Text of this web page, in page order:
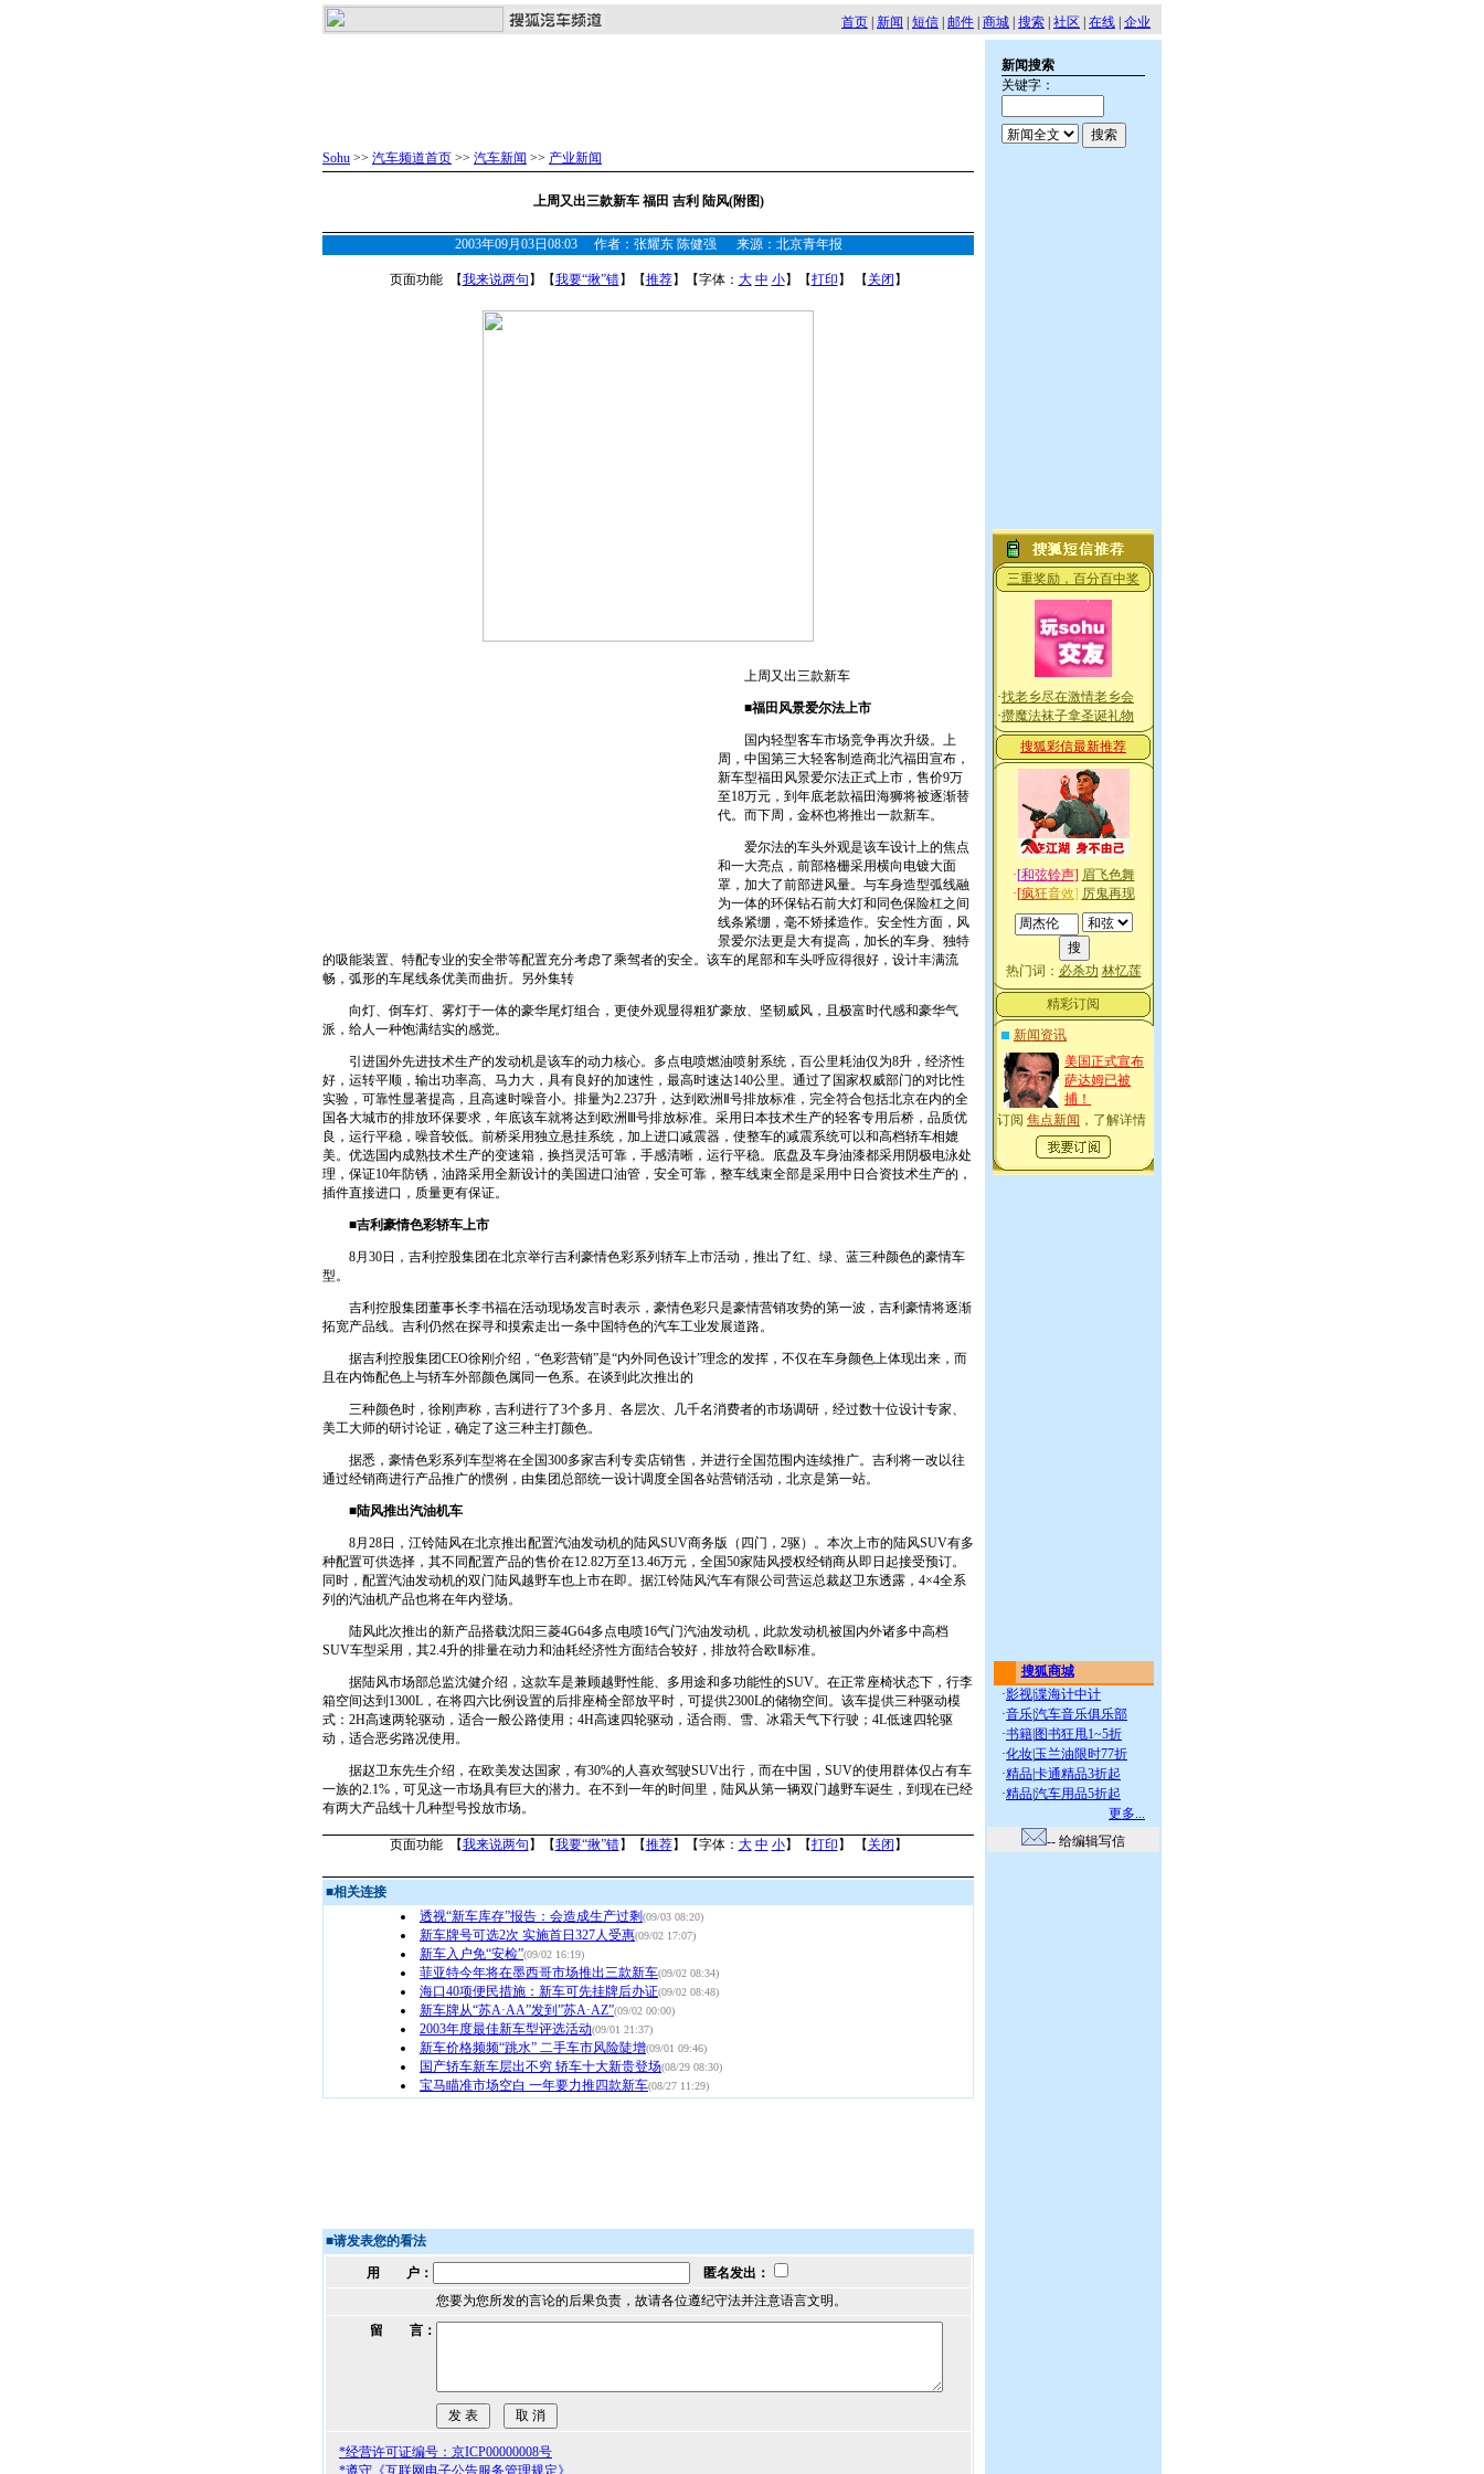
首页 新闻 短信 邮件 商城 搜索 社区 在线 企业
Sohu >> 汽车频道首页 >> 汽车新闻 >> 产业新闻
上周又出三款新车 福田 吉利 陆风(附图)
2003年09月03日08:03 作者：张耀东 陈健强 来源：北京青年报
页面功能 【我来说两句 】【我要“揪”错】【推荐】【字体： 大 中 小】【打印 】 【 关闭 】
上周又出三款新车
■福田风景爱尔法上市
国内轻型客车市场竞争再次升级。上
周，中国第三大轻客制造商北汽福田宣布，
新车型福田风景爱尔法正式上市，售价9万
至18万元，到年底老款福田海狮将被逐渐替
代。而下周，金杯也将推出一款新车。
爱尔法的车头外观是该车设计上的焦点
和一大亮点，前部格栅采用横向电镀大面
罩，加大了前部进风量。与车身造型弧线融
为一体的环保钻石前大灯和同色保险杠之间
线条紧绷，毫不矫揉造作。安全性方面，风
景爱尔法更是大有提高，加长的车身、独特
的吸能装置、特配专业的安全带等配置充分考虑了乘驾者的安全。该车的尾部和车头呼应得很好，设计丰满流
畅，弧形的车尾线条优美而曲折。另外集转
向灯、倒车灯、雾灯于一体的豪华尾灯组合，更使外观显得粗犷豪放、坚韧威风，且极富时代感和豪华气
派，给人一种饱满结实的感觉。
引进国外先进技术生产的发动机是该车的动力核心。多点电喷燃油喷射系统，百公里耗油仅为8升，经济性
好，运转平顺，输出功率高、马力大，具有良好的加速性，最高时速达140公里。通过了国家权威部门的对比性
实验，可靠性显著提高，且高速时噪音小。排量为2.237升，达到欧洲Ⅱ号排放标准，完全符合包括北京在内的全
国各大城市的排放环保要求，年底该车就将达到欧洲Ⅲ号排放标准。采用日本技术生产的轻客专用后桥，品质优
良，运行平稳，噪音较低。前桥采用独立悬挂系统，加上进口减震器，使整车的减震系统可以和高档轿车相媲
美。优选国内成熟技术生产的变速箱，换挡灵活可靠，手感清晰，运行平稳。底盘及车身油漆都采用阴极电泳处
理，保证10年防锈，油路采用全新设计的美国进口油管，安全可靠，整车线束全部是采用中日合资技术生产的，
插件直接进口，质量更有保证。
■吉利豪情色彩轿车上市
8月30日，吉利控股集团在北京举行吉利豪情色彩系列轿车上市活动，推出了红、绿、蓝三种颜色的豪情车
型。
吉利控股集团董事长李书福在活动现场发言时表示，豪情色彩只是豪情营销攻势的第一波，吉利豪情将逐渐
拓宽产品线。吉利仍然在探寻和摸索走出一条中国特色的汽车工业发展道路。
据吉利控股集团CEO徐刚介绍，“色彩营销”是“内外同色设计”理念的发挥，不仅在车身颜色上体现出来，而
且在内饰配色上与轿车外部颜色属同一色系。在谈到此次推出的
三种颜色时，徐刚声称，吉利进行了3个多月、各层次、几千名消费者的市场调研，经过数十位设计专家、
美工大师的研讨论证，确定了这三种主打颜色。
据悉，豪情色彩系列车型将在全国300多家吉利专卖店销售，并进行全国范围内连续推广。吉利将一改以往
通过经销商进行产品推广的惯例，由集团总部统一设计调度全国各站营销活动，北京是第一站。
■陆风推出汽油机车
8月28日，江铃陆风在北京推出配置汽油发动机的陆风SUV商务版（四门，2驱）。本次上市的陆风SUV有多
种配置可供选择，其不同配置产品的售价在12.82万至13.46万元，全国50家陆风授权经销商从即日起接受预订。
同时，配置汽油发动机的双门陆风越野车也上市在即。据江铃陆风汽车有限公司营运总裁赵卫东透露，4×4全系
列的汽油机产品也将在年内登场。
陆风此次推出的新产品搭载沈阳三菱4G64多点电喷16气门汽油发动机，此款发动机被国内外诸多中高档
SUV车型采用，其2.4升的排量在动力和油耗经济性方面结合较好，排放符合欧Ⅱ标准。
据陆风市场部总监沈健介绍，这款车是兼顾越野性能、多用途和多功能性的SUV。在正常座椅状态下，行李
箱空间达到1300L，在将四六比例设置的后排座椅全部放平时，可提供2300L的储物空间。该车提供三种驱动模
式：2H高速两轮驱动，适合一般公路使用；4H高速四轮驱动，适合雨、雪、冰霜天气下行驶；4L低速四轮驱
动，适合恶劣路况使用。
据赵卫东先生介绍，在欧美发达国家，有30%的人喜欢驾驶SUV出行，而在中国，SUV的使用群体仅占有车
一族的2.1%，可见这一市场具有巨大的潜力。在不到一年的时间里，陆风从第一辆双门越野车诞生，到现在已经
有两大产品线十几种型号投放市场。
页面功能 【我来说两句 】【我要“揪”错】【推荐】【字体： 大 中 小】【打印 】 【 关闭 】
■相关连接
透视“新车库存”报告：会造成生产过剩(09/03 08:20)
新车牌号可选2次 实施首日327人受惠(09/02 17:07)
新车入户免“安检”(09/02 16:19)
菲亚特今年将在墨西哥市场推出三款新车(09/02 08:34)
海口40项便民措施：新车可先挂牌后办证(09/02 08:48)
新车牌从“苏A·AA”发到”苏A·AZ”(09/02 00:00)
2003年度最佳新车型评选活动(09/01 21:37)
新车价格频频“跳水” 二手车市风险陡增(09/01 09:46)
国产轿车新车层出不穷 轿车十大新贵登场(08/29 08:30)
宝马瞄准市场空白 一年要力推四款新车(08/27 11:29)
■请发表您的看法
用 户：
匿名发出：
您要为您所发的言论的后果负责，故请各位遵纪守法并注意语言文明。
留 言：
*经营许可证编号：京ICP00000008号
*遵守《互联网电子公告服务管理规定》
新闻搜索
关键字：
三重奖励，百分百中奖
·找老乡尽在激情老乡会
·攒魔法袜子拿圣诞礼物
搜狐彩信最新推荐
·[和弦铃声] 眉飞色舞
·[疯狂音效] 厉鬼再现
热门词： 必杀功 林忆莲
精彩订阅
新闻资讯
美国正式宣布
萨达姆已被
捕！
订阅 焦点新闻 ，了解详情
搜狐商城
·影视谍海计中计
·音乐汽车音乐俱乐部
·书籍 图书狂甩1~5折
·化妆 玉兰油限时77折
·精品卡通精品3折起
·精品汽车用品5折起
更多...
-- 给编辑写信